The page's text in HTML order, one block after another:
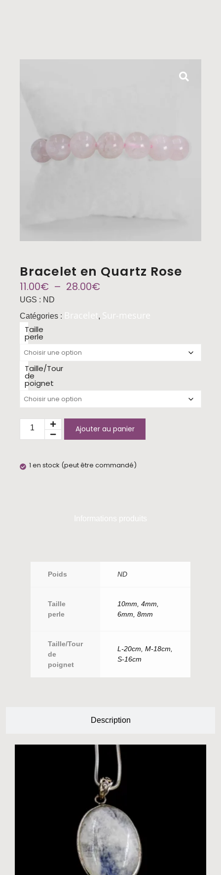
Bracelet en Quartz Rose
11.00€ – 28.00€
UGS : ND
Catégories : Bracelet, Sur-mesure
Taille
perle
Taille/Tour
de
poignet
Ajouter au panier
1 en stock (peut être commandé)
Informations produits
Description
Poids ND
Taille
perle
10mm, 4mm,
6mm, 8mm
Taille/Tour
de
poignet
L-20cm, M-18cm,
S-16cm